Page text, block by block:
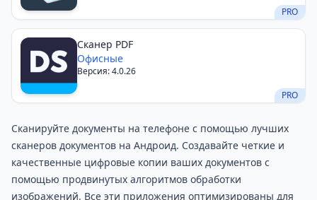
PRO
Сканер PDF
Офисные
Версия: 4.0.26
PRO
Сканируйте документы на телефоне с помощью лучших
сканеров документов на Андроид. Создавайте четкие и
качественные цифровые копии ваших документов с
помощью продвинутых алгоритмов обработки
изображений. Все эти приложения оптимизированы для